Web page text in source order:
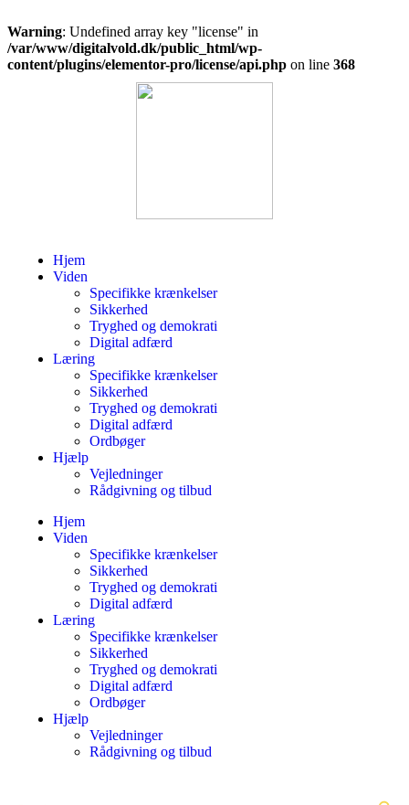
Warning: Undefined array key "license" in
/var/www/digitalvold.dk/public_html/wp-
content/plugins/elementor-pro/license/api.php on line 368
Hjem
Viden
Specifikke krænkelser
Sikkerhed
Tryghed og demokrati
Digital adfærd
Læring
Specifikke krænkelser
Sikkerhed
Tryghed og demokrati
Digital adfærd
Ordbøger
Hjælp
Vejledninger
Rådgivning og tilbud
Hjem
Viden
Specifikke krænkelser
Sikkerhed
Tryghed og demokrati
Digital adfærd
Læring
Specifikke krænkelser
Sikkerhed
Tryghed og demokrati
Digital adfærd
Ordbøger
Hjælp
Vejledninger
Rådgivning og tilbud